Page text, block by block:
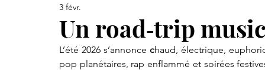
Un road‑trip
3 févr.
L’été 2026 s’annonce chaud, électrique,
pop planétaires, rap enflammé et soirées